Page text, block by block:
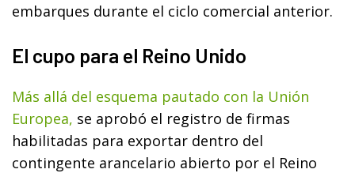
embarques durante el ciclo comercial anterior.
El cupo para el Reino Unido
Más allá del esquema pautado con la Unión
Europea, se aprobó el registro de firmas
habilitadas para exportar dentro del
contingente arancelario abierto por el Reino